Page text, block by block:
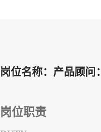
岗位名称：产品顾问：
岗位职责